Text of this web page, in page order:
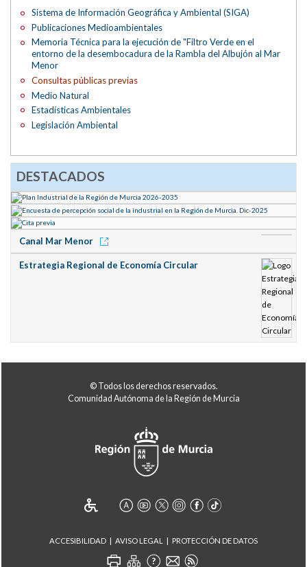
Sistema de Información Geográfica y Ambiental (SIGA)
Publicaciones Medioambientales
Memoria Técnica para la ejecución de "Filtro Verde en el
entorno de la desembocadura de la Rambla del Albujón al Mar
Menor
Consultas públicas previas
Medio Natural
Estadísticas Ambientales
Legislación Ambiental
DESTACADOS
Canal Mar Menor
Estrategia Regional de Economía Circular
© Todos los derechos reservados.
Comunidad Autónoma de la Región de Murcia
ACCESIBILIDAD AVISO LEGAL PROTECCIÓN DE DATOS